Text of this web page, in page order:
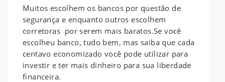
Muitos escolhem os bancos por questão de
segurança e enquanto outros escolhem
corretoras por serem mais baratos.Se você
escolheu banco, tudo bem, mas saiba que cada
centavo economizado você pode utilizar para
investir e ter mais dinheiro para sua liberdade
financeira.